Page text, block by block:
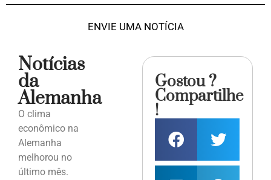
ENVIE UMA NOTÍCIA
Notícias
da
Alemanha
O clima
econômico na
Alemanha
melhorou no
último mês.
Gostou ?
Compartilhe
!